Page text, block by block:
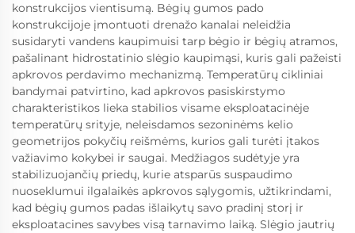
konstrukcijos vientisumą. Bėgių gumos pado
konstrukcijoje įmontuoti drenažo kanalai neleidžia
susidaryti vandens kaupimuisi tarp bėgio ir bėgių atramos,
pašalinant hidrostatinio slėgio kaupimąsi, kuris gali pažeisti
apkrovos perdavimo mechanizmą. Temperatūrų cikliniai
bandymai patvirtino, kad apkrovos pasiskirstymo
charakteristikos lieka stabilios visame eksploatacinėje
temperatūrų srityje, neleisdamos sezoninėms kelio
geometrijos pokyčių reišmėms, kurios gali turėti įtakos
važiavimo kokybei ir saugai. Medžiagos sudėtyje yra
stabilizuojančių priedų, kurie atsparūs suspaudimo
nuoseklumui ilgalaikės apkrovos sąlygomis, užtikrindami,
kad bėgių gumos padas išlaikytų savo pradinį storį ir
eksploatacines savybes visą tarnavimo laiką. Slėgio jautrių